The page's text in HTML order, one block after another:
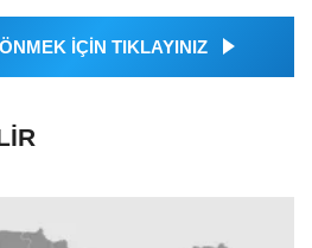
İÇİN TIKLAYINIZ